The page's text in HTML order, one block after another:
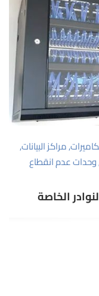
,مراكز البيانات,
وحدات عدم انقطاع
الخاصة